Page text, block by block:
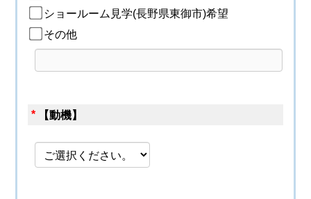
ショールーム見学(長野県東御市)希望
その他
* 【動機】